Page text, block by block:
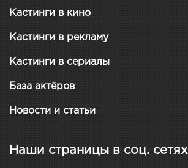
Кастинги в кино
Кастинги в рекламу
Кастинги в сериалы
База актёров
Новости и статьи
Наши страницы в соц. сетях